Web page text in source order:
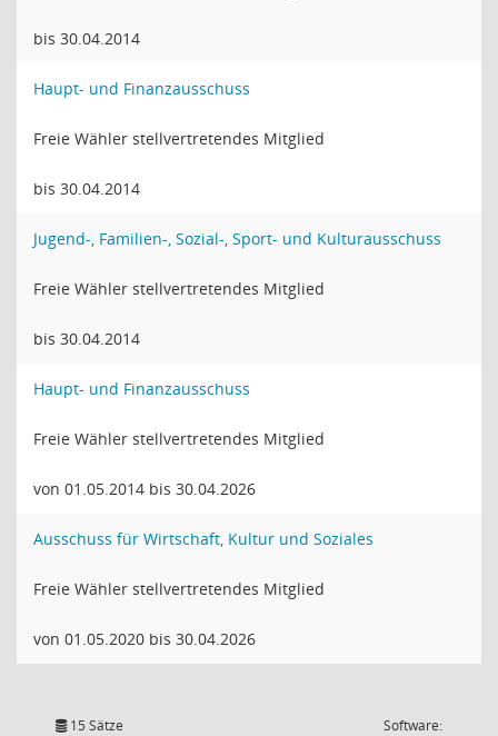
bis 30.04.2014
Haupt- und Finanzausschuss
Freie Wähler stellvertretendes Mitglied
bis 30.04.2014
Jugend-, Familien-, Sozial-, Sport- und Kulturausschuss
Freie Wähler stellvertretendes Mitglied
bis 30.04.2014
Haupt- und Finanzausschuss
Freie Wähler stellvertretendes Mitglied
von 01.05.2014 bis 30.04.2026
Ausschuss für Wirtschaft, Kultur und Soziales
Freie Wähler stellvertretendes Mitglied
von 01.05.2020 bis 30.04.2026
15 Sätze
Software: